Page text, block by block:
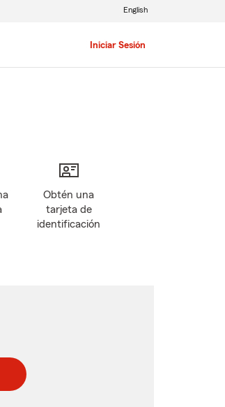
Iniciar Sesión
English
Obtén una
tarjeta de
identificación